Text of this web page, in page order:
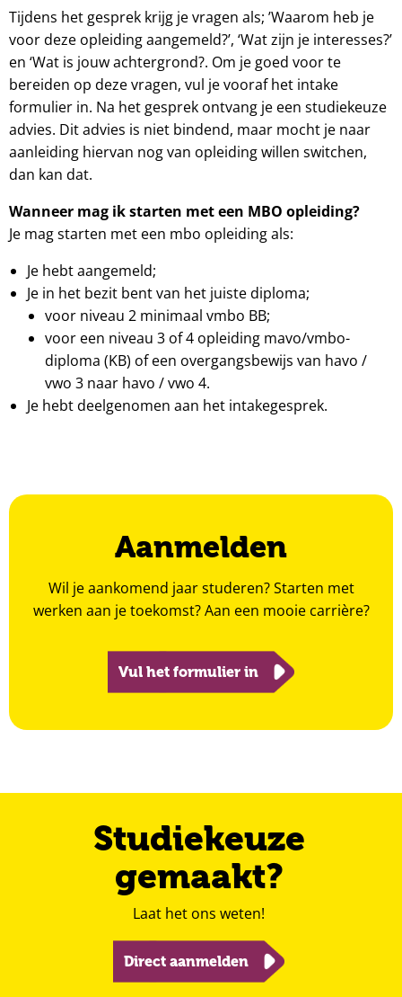
Tijdens het gesprek krijg je vragen als; ’Waarom heb je
voor deze opleiding aangemeld?’, ‘Wat zijn je interesses?’
en ‘Wat is jouw achtergrond?. Om je goed voor te
bereiden op deze vragen, vul je vooraf het intake
formulier in. Na het gesprek ontvang je een studiekeuze
advies. Dit advies is niet bindend, maar mocht je naar
aanleiding hiervan nog van opleiding willen switchen,
dan kan dat.
Wanneer mag ik starten met een MBO opleiding?
Je mag starten met een mbo opleiding als:
Je hebt aangemeld;
Je in het bezit bent van het juiste diploma;
voor niveau 2 minimaal vmbo BB;
voor een niveau 3 of 4 opleiding mavo/vmbo-
diploma (KB) of een overgangsbewijs van havo /
vwo 3 naar havo / vwo 4.
Je hebt deelgenomen aan het intakegesprek.
Aanmelden
Wil je aankomend jaar studeren? Starten met
werken aan je toekomst? Aan een mooie carrière?
Vul het formulier in
Studiekeuze
gemaakt?
Laat het ons weten!
Direct aanmelden